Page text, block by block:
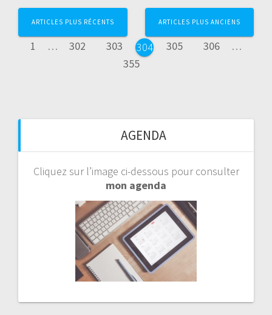
ARTICLES PLUS RÉCENTS
Page
1 …
Page
302
Page
303
Page
304
Page
305
Page
306 …
Page
355
ARTICLES PLUS ANCIENS
AGENDA
Cliquez sur l’image ci-dessous pour consulter
mon agenda